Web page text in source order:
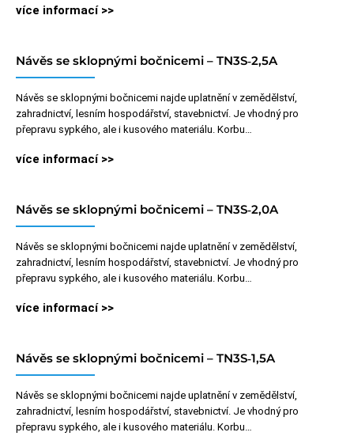
více informací >>
Návěs se sklopnými bočnicemi – TN3S‑2,5A
Návěs se sklopnými bočnicemi najde uplatnění v zemědělství,
zahradnictví, lesním hospodářství, stavebnictví. Je vhodný pro
přepravu sypkého, ale i kusového materiálu. Korbu…
více informací >>
Návěs se sklopnými bočnicemi – TN3S‑2,0A
Návěs se sklopnými bočnicemi najde uplatnění v zemědělství,
zahradnictví, lesním hospodářství, stavebnictví. Je vhodný pro
přepravu sypkého, ale i kusového materiálu. Korbu…
více informací >>
Návěs se sklopnými bočnicemi – TN3S‑1,5A
Návěs se sklopnými bočnicemi najde uplatnění v zemědělství,
zahradnictví, lesním hospodářství, stavebnictví. Je vhodný pro
přepravu sypkého, ale i kusového materiálu. Korbu…